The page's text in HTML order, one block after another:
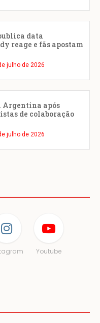
data
reage e fãs apostam
julho de 2026
Argentina após
de colaboração
julho de 2026
Youtube